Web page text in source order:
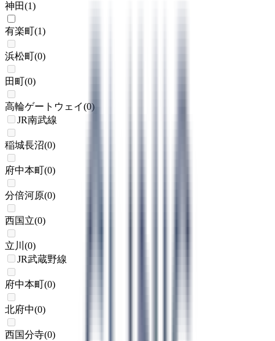
神田(1)
有楽町(1)
浜松町(0)
田町(0)
高輪ゲートウェイ(0)
JR南武線
稲城長沼(0)
府中本町(0)
分倍河原(0)
西国立(0)
立川 (0)
JR武蔵野線
府中本町(0)
北府中(0)
西国分寺(0)